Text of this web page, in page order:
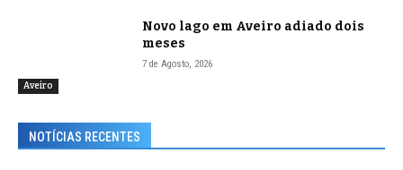
Aveiro
Novo lago em Aveiro adiado dois
meses
7 de Agosto, 2026
NOTÍCIAS RECENTES